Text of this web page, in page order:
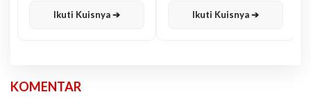
Ikuti Kuisnya ➔ Ikuti Kuisnya ➔
KOMENTAR